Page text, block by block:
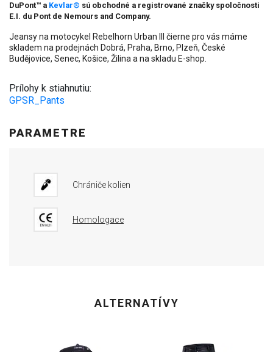
DuPont™ a Kevlar® sú obchodné a registrované značky spoločnosti
E.I. du Pont de Nemours and Company.
Jeansy na motocykel Rebelhorn Urban III čierne pro vás máme
skladem na prodejnách Dobrá, Praha, Brno, Plzeň, České
Budějovice, Senec, Košice, Žilina a na skladu E-shop.
Prílohy k stiahnutiu:
GPSR_Pants
PARAMETRE
Chrániče kolien
Homologace
ALTERNATÍVY